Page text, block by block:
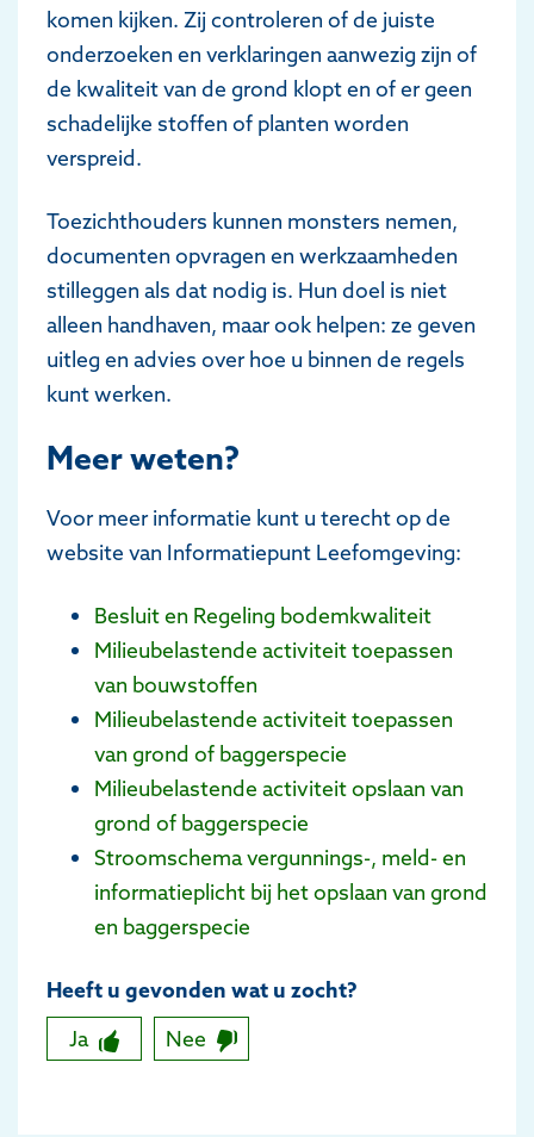
komen kijken. Zij controleren of de juiste
onderzoeken en verklaringen aanwezig zijn of
de kwaliteit van de grond klopt en of er geen
schadelijke stoffen of planten worden
verspreid.
Toezichthouders kunnen monsters nemen,
documenten opvragen en werkzaamheden
stilleggen als dat nodig is. Hun doel is niet
alleen handhaven, maar ook helpen: ze geven
uitleg en advies over hoe u binnen de regels
kunt werken.
Meer weten?
Voor meer informatie kunt u terecht op de
website van Informatiepunt Leefomgeving:
Besluit en Regeling bodemkwaliteit
Milieubelastende activiteit toepassen
van bouwstoffen
Milieubelastende activiteit toepassen
van grond of baggerspecie
Milieubelastende activiteit opslaan van
grond of baggerspecie
Stroomschema vergunnings-, meld- en
informatieplicht bij het opslaan van grond
en baggerspecie
Heeft u gevonden wat u zocht?
Ja
Nee